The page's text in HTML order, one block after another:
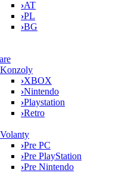
›AT
›PL
›BG
Konzoly
›XBOX
›Nintendo
›Playstation
›Retro
Volanty
›Pre PC
›Pre PlayStation
›Pre Nintendo